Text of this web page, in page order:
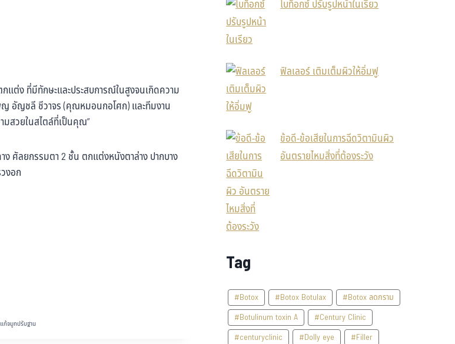
แต่ง ที่มีทักษะและประสบการณ์ในสูงจนเกิดความ
พญ อัญชลี ชีวาจร (คุณหมอนกอโศก) และทีมงาน
สวยในสไตล์ที่เป็นคุณ”
ศัลยกรรมตา 2 ชั้น ตกแต่งหนังตาล่าง ปากบาง
งอก
แก้จมูกปรับฐาน
โบท็อกซ์ ปรับรูปหน้าในเรียว
ฟิลเลอร์ เติมเต็มผิวให้อิ่มฟู
ข้อดี-ข้อเสียในการฉีดวิตามินผิว
อันตรายไหมสิ่งที่ต้องระวัง
Tag
#Botox #Botox Botulax
#Botox ลดกราม
#Botulinum toxin A
#Century Clinic
#centuryclinic
#Dolly eye
#Filler